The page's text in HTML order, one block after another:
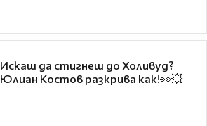
Искаш да стигнеш до Холивуд?
Юлиан Костов разкрива как!👀💥